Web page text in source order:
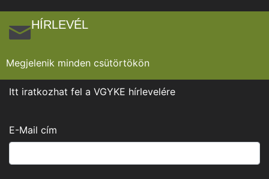
HÍRLEVÉL
Megjelenik minden csütörtökön
Itt iratkozhat fel a VGYKE hírlevelére
E-Mail cím